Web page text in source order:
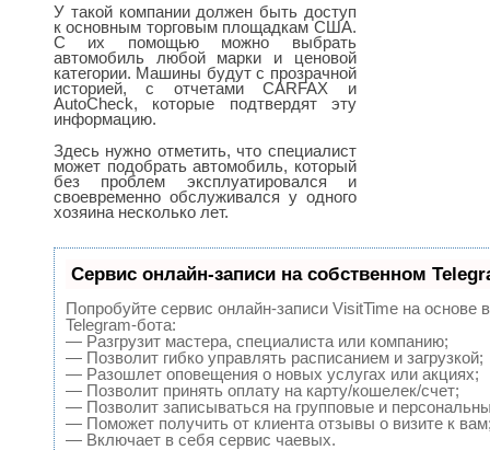
У такой компании должен быть доступ
к основным торговым площадкам США.
С их помощью можно выбрать
автомобиль любой марки и ценовой
категории. Машины будут с прозрачной
историей, с отчетами CARFAX и
AutoCheck, которые подтвердят эту
информацию.
Здесь нужно отметить, что специалист
может подобрать автомобиль, который
без проблем эксплуатировался и
своевременно обслуживался у одного
хозяина несколько лет.
Сервис онлайн-записи на собственном
Попробуйте сервис онлайн-записи VisitTime на основе
Telegram-бота:
— Разгрузит мастера, специалиста или компанию;
— Позволит гибко управлять расписанием и загрузкой;
— Разошлет оповещения о новых услугах или акциях;
— Позволит принять оплату на карту/кошелек/счет;
— Позволит записываться на групповые и
— Поможет получить от клиента отзывы о визите к
— Включает в себя сервис чаевых.